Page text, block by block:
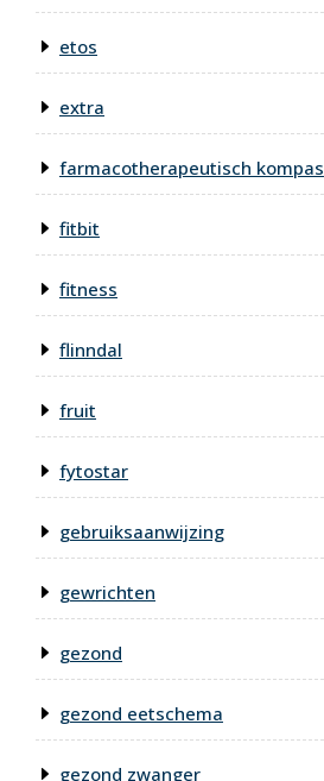
etos
extra
farmacotherapeutisch kompas
fitbit
fitness
flinndal
fruit
fytostar
gebruiksaanwijzing
gewrichten
gezond
gezond eetschema
gezond zwanger